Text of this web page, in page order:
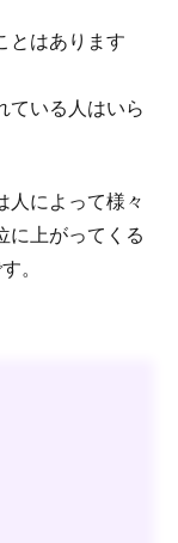
とはあります
ている人はいら
人によって様々
に上がってくる
。